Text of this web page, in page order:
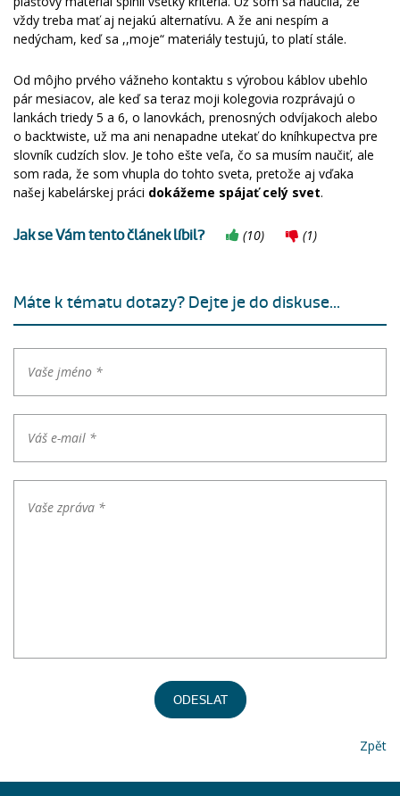
vždy treba mať aj nejakú alternatívu. A že ani nespím a
nedýcham, keď sa ,,moje“ materiály testujú, to platí stále.
Od môjho prvého vážneho kontaktu s výrobou káblov ubehlo
pár mesiacov, ale keď sa teraz moji kolegovia rozprávajú o
lankách triedy 5 a 6, o lanovkách, prenosných odvíjakoch alebo
o backtwiste, už ma ani nenapadne utekať do kníhkupectva pre
slovník cudzích slov. Je toho ešte veľa, čo sa musím naučiť, ale
som rada, že som vhupla do tohto sveta, pretože aj vďaka
našej kabelárskej práci dokážeme spájať celý svet.
Jak se Vám tento článek líbil? (10) (1)
Máte k tématu dotazy? Dejte je do diskuse...
ODESLAT
Zpět